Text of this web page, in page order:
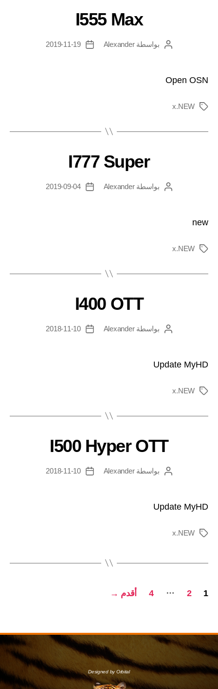
I555 Max
بواسطةAlexander
2019-11-19
Open OSN
x.NEW
I777 Super
بواسطةAlexander
2019-09-04
new
x.NEW
I400 OTT
بواسطةAlexander
2018-11-10
Update MyHD
x.NEW
I500 Hyper OTT
بواسطةAlexander
2018-11-10
Update MyHD
x.NEW
1
2
…
4 أقدم →
Designed by Orbital